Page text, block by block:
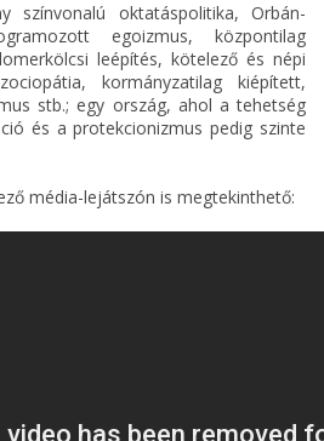
színvonalú oktatáspolitika, Orbán-
egoizmus, központilag
leépítés, kötelező és népi
kormányzatilag kiépített,
stb.; egy ország, ahol a tehetség
és a protekcionizmus pedig szinte
média-lejátszón is megtekinthető: